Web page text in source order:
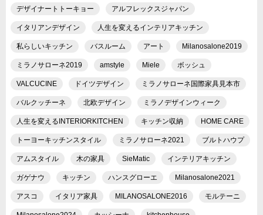
デザイナートトーキョー アルフレックスジャパン
イタリアンデザイン 人生を変えるインテリアキッチン
私らしいキッチン バスルーム アート Milanosalone2019
ミラノサローネ2019 amstyle Miele ボッシュ
VALCUCINE ドイツデザイン ミラノサローネ国際家具見本市
バルクッチーネ 北欧デザイン ミラノデザインウィーク
人生を変えるINTERIORKITCHEN キッチン収納 HOME CARE
トーヨーキッチンスタイル ミラノサローネ2021 ブルトハウプ
アムスタイル 木の家具 SieMatic インテリアキッチン
ガゲナウ キッチン ハンスグローエ Milanosalone2021
アスコ イタリア家具 MILANOSALONE2016 モルテーニ